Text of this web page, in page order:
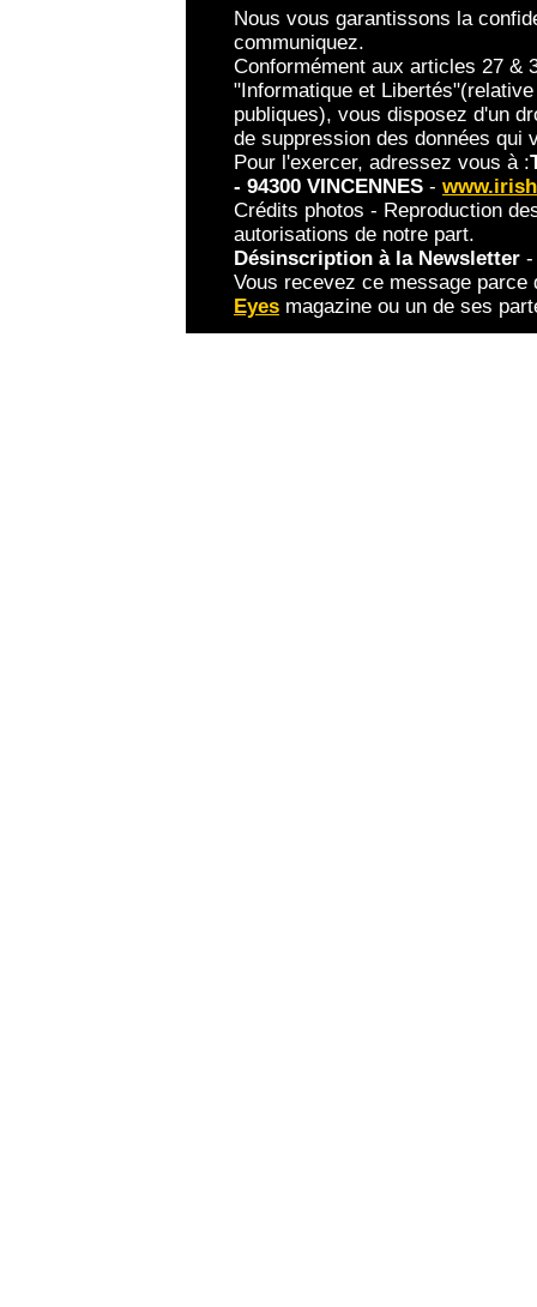
Nous vous garantissons la
communiquez.
Conformément aux articles 27 &
"Informatique et
publiques), vous disposez d'un
de suppression des données qui
Pour l'exercer, adressez vous à :
- 94300 VINCENNES -
Crédits photos - Reproduction
autorisations de notre part.
Désinscription à la Newsletter
Vous recevez ce message
Eyes magazine ou un de ses